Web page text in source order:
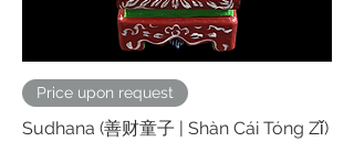
Price upon request
Sudhana (善财童子 | Shàn Cái Tóng Zǐ)